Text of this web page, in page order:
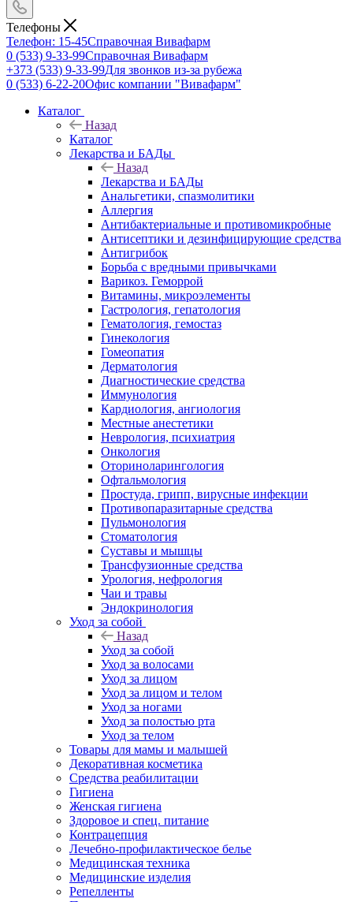
Телефоны
Телефон: 15-45Справочная Вивафарм
0 (533) 9-33-99Справочная Вивафарм
+373 (533) 9-33-99Для звонков из-за рубежа
0 (533) 6-22-20Офис компании "Вивафарм"
Каталог
Назад
Каталог
Лекарства и БАДы
Назад
Лекарства и БАДы
Анальгетики, спазмолитики
Аллергия
Антибактериальные и противомикробные
Антисептики и дезинфицирующие средства
Антигрибок
Борьба с вредными привычками
Варикоз. Геморрой
Витамины, микроэлементы
Гастрология, гепатология
Гематология, гемостаз
Гинекология
Гомеопатия
Дерматология
Диагностические средства
Иммунология
Кардиология, ангиология
Местные анестетики
Неврология, психиатрия
Онкология
Оториноларингология
Офтальмология
Простуда, грипп, вирусные инфекции
Противопаразитарные средства
Пульмонология
Стоматология
Суставы и мышцы
Трансфузионные средства
Урология, нефрология
Чаи и травы
Эндокринология
Уход за собой
Назад
Уход за собой
Уход за волосами
Уход за лицом
Уход за лицом и телом
Уход за ногами
Уход за полостью рта
Уход за телом
Товары для мамы и малышей
Декоративная косметика
Средства реабилитации
Гигиена
Женская гигиена
Здоровое и спец. питание
Контрацепция
Лечебно-профилактическое белье
Медицинская техника
Медицинские изделия
Репелленты